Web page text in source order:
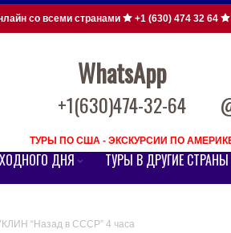
со всеми странами +1 (630) 474 32 64
WhatsApp
+1(630)474-32-64
ТУРЫ ПО США - ЭКСКУРСИИ ПО
ДНЯ ТУРЫ В ДРУГИЕ СТРАНЫ
“Назад в СССР” 4 часа